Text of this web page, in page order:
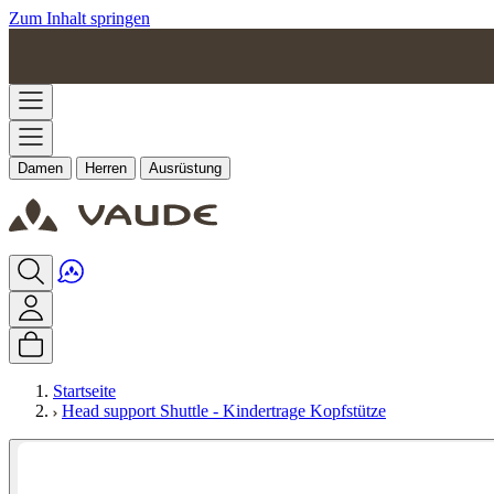
Zum Inhalt springen
Damen Herren Ausrüstung
Startseite
Head support Shuttle - Kindertrage Kopfstütze